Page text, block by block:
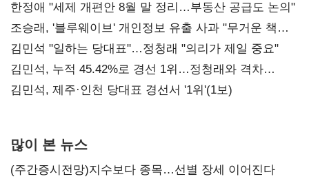
한정애 "세제 개편안 8월 말 정리…부동산 공급도 논의"
조승래, '블루웨이브' 개인정보 유출 사과 "무거운 책임
통감"
김민석 "일하는 당대표"…정청래 "의리가 제일 중요"
김민석, 누적 45.42%로 경선 1위…정청래와 격차
0.86%p(2보)
김민석, 제주·인천 당대표 경선서 '1위'(1보)
많이 본 뉴스
(주간증시전망)지수보다 종목…선별 장세 이어진다